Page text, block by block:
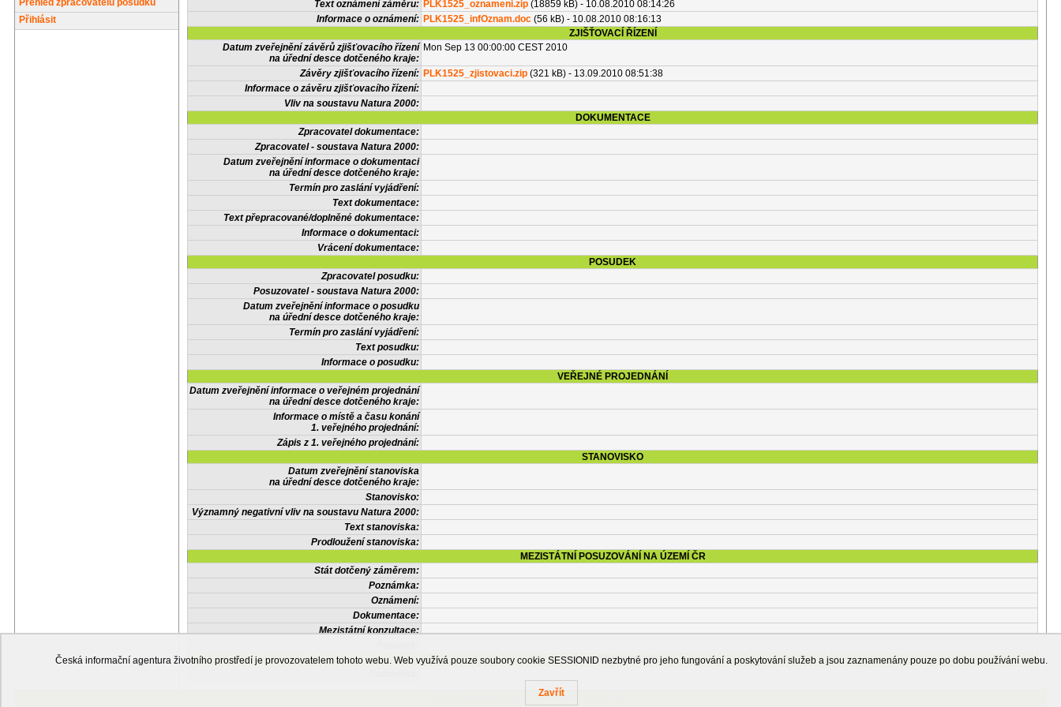
Přehled zpracovatelů posudků
Přihlásit
Text oznámení záměru: PLK1525_oznameni.zip (18859 kB) - 10.08.2010 08:14:26
Informace o oznámení: PLK1525_infOznam.doc (56 kB) - 10.08.2010 08:16:13
ZJIŠŤOVACÍ ŘÍZENÍ
Datum zveřejnění závěrů zjišťovacího řízení
na úřední desce dotčeného kraje:
Mon Sep 13 00:00:00 CEST 2010
Závěry zjišťovacího řízení: PLK1525_zjistovaci.zip (321 kB) - 13.09.2010 08:51:38
Informace o závěru zjišťovacího řízení:
Vliv na soustavu Natura 2000:
DOKUMENTACE
Zpracovatel dokumentace:
Zpracovatel - soustava Natura 2000:
Datum zveřejnění informace o dokumentaci
na úřední desce dotčeného kraje:
Termín pro zaslání vyjádření:
Text dokumentace:
Text přepracované/doplněné dokumentace:
Informace o dokumentaci:
Vrácení dokumentace:
POSUDEK
Zpracovatel posudku:
Posuzovatel - soustava Natura 2000:
Datum zveřejnění informace o posudku
na úřední desce dotčeného kraje:
Termín pro zaslání vyjádření:
Text posudku:
Informace o posudku:
VEŘEJNÉ PROJEDNÁNÍ
Datum zveřejnění informace o veřejném projednání
na úřední desce dotčeného kraje:
Informace o místě a času konání
1. veřejného projednání:
Zápis z 1. veřejného projednání:
STANOVISKO
Datum zveřejnění stanoviska
na úřední desce dotčeného kraje:
Stanovisko:
Významný negativní vliv na soustavu Natura 2000:
Text stanoviska:
Prodloužení stanoviska:
MEZISTÁTNÍ POSUZOVÁNÍ NA ÚZEMÍ ČR
Stát dotčený záměrem:
Poznámka:
Oznámení:
Dokumentace:
Mezistátní konzultace:
OSTATNÍ INFORMACE
Česká informační agentura životního prostředí
Česká informační agentura životního prostředí je provozovatelem tohoto webu. Web využívá pouze soubory cookie SESSIONID nezbytné pro jeho fungování a poskytování služeb a jsou zaznamenány pouze po dobu používání webu.
Zavřít